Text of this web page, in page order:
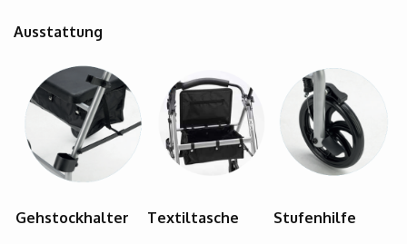
Ausstattung
Gehstockhalter Textiltasche Stufenhilfe